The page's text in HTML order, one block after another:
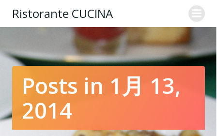
ン
テ
ン
ツ
へ
キ
Ristorante CUCINA
Posts in 1月 13,
2014